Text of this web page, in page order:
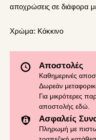
αποχρώσεις σε διάφορα
Χρώμα: Κόκκινο
Αποστολές
Καθημερινές
Δωρεάν
Για μικρότερες
αποστολής εδώ
Ασφαλείς
Πληρωμή με